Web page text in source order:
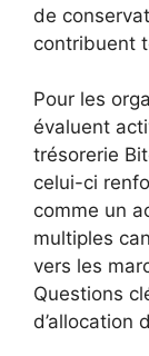
de
contribuent
Pour les
évaluent
trésorerie
celui-ci
comme un
multiples
vers les
Questions
d’allocation